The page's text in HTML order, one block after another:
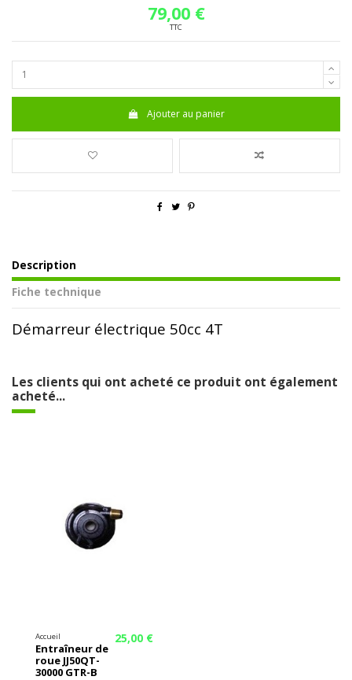
79,00 €
TTC
Ajouter au panier
Description
Fiche technique
Démarreur électrique 50cc 4T
Les clients qui ont acheté ce produit ont également
acheté...
Accueil
Entraîneur de
roue JJ50QT-
30000 GTR-B
25,00 €